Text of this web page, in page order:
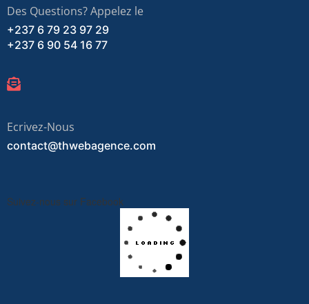
Des Questions? Appelez le
+237 6 79 23 97 29
+237 6 90 54 16 77
Ecrivez-Nous
contact@thwebagence.com
Suivez-nous sur Facebook